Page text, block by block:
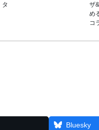
タ
ザ
め
コ
Bluesky